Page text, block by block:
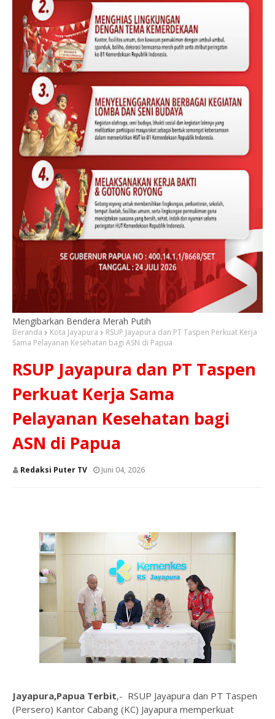
Mengibarkan Bendera Merah Putih
Beranda Kota Jayapura
RSUP Jayapura dan PT Taspen Perkuat Kerja
Sama Pelayanan Kesehatan bagi ASN di Papua
RSUP Jayapura dan PT Taspen
Perkuat Kerja Sama
Pelayanan Kesehatan bagi
ASN di Papua
Redaksi Puter TV Juni 04, 2026
Jayapura,Papua Terbit,- RSUP Jayapura dan PT Taspen
(Persero) Kantor Cabang (KC) Jayapura memperkuat